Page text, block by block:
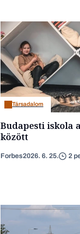
Társadalom
Budapesti iskola
között
Forbes2026. 6. 25. 2